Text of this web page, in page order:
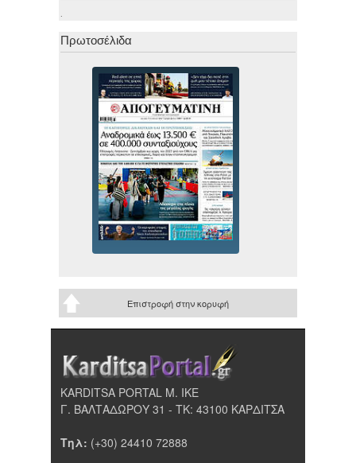
Πρωτοσέλιδα
Επιστροφή στην κορυφή
KARDITSA PORTAL Μ. ΙΚΕ
Γ. ΒΑΛΤΑΔΩΡΟΥ 31 - ΤΚ: 43100 ΚΑΡΔΙΤΣΑ
Τηλ: (+30) 24410 72888